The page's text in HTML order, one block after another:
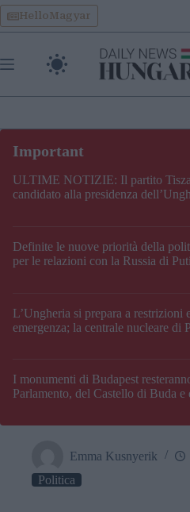
Skip
to
content
HelloMagyar
ULTIME NOTIZIE: Il partito
candidato alla presidenza
Definite le nuove priorità della
per le relazioni con la Russia di
L’Ungheria si prepara a restrizioni
emergenza; la centrale nucleare di
I monumenti di Budapest
Parlamento, del Castello di Buda e
Emma Kusnyerik
Politica